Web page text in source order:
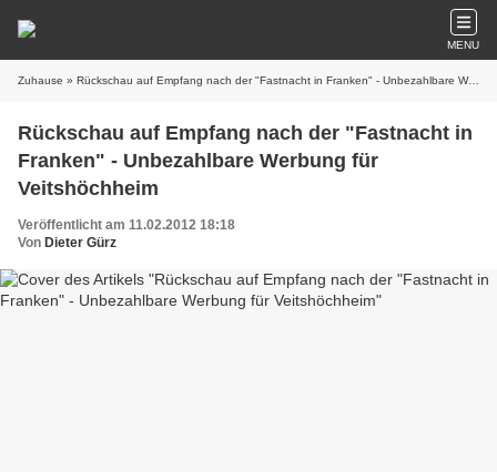
MENU
Zuhause » Rückschau auf Empfang nach der "Fastnacht in Franken" - Unbezahlbare Werbung für Veitshöchheim
Rückschau auf Empfang nach der "Fastnacht in
Franken" - Unbezahlbare Werbung für
Veitshöchheim
Veröffentlicht am 11.02.2012 18:18
Von Dieter Gürz